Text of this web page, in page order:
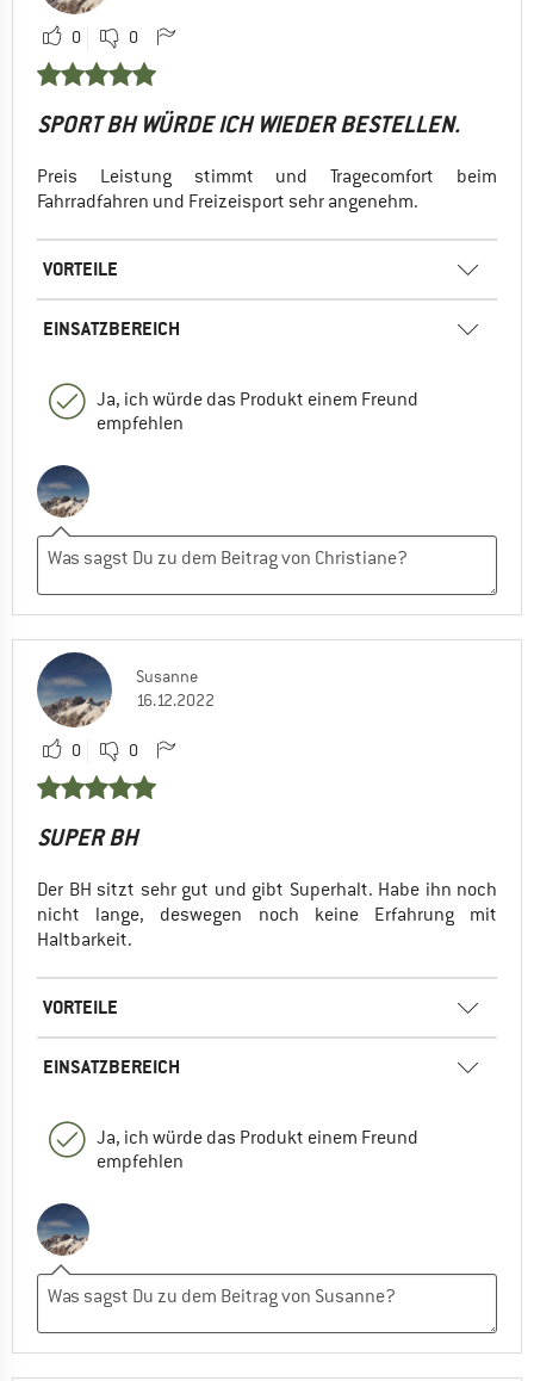
0 0
SPORT BH WÜRDE ICH WIEDER BESTELLEN.
Preis Leistung stimmt und Tragecomfort beim
Fahrradfahren und Freizeisport sehr angenehm.
VORTEILE
EINSATZBEREICH
Ja, ich würde das Produkt einem Freund
empfehlen
Susanne
16.12.2022
0 0
SUPER BH
Der BH sitzt sehr gut und gibt Superhalt. Habe ihn noch
nicht lange, deswegen noch keine Erfahrung mit
Haltbarkeit.
VORTEILE
EINSATZBEREICH
Ja, ich würde das Produkt einem Freund
empfehlen